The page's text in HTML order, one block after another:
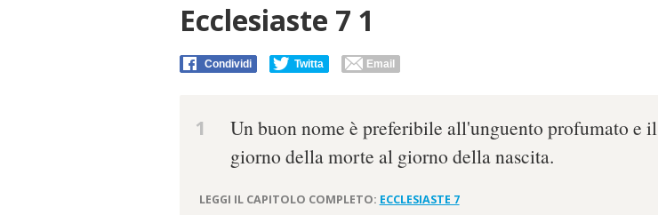
Ecclesiaste 7 1
Condividi Twitta Email
1
Un buon nome è preferibile all'unguento profumato e il
giorno della morte al giorno della nascita.
LEGGI IL CAPITOLO COMPLETO: ECCLESIASTE 7